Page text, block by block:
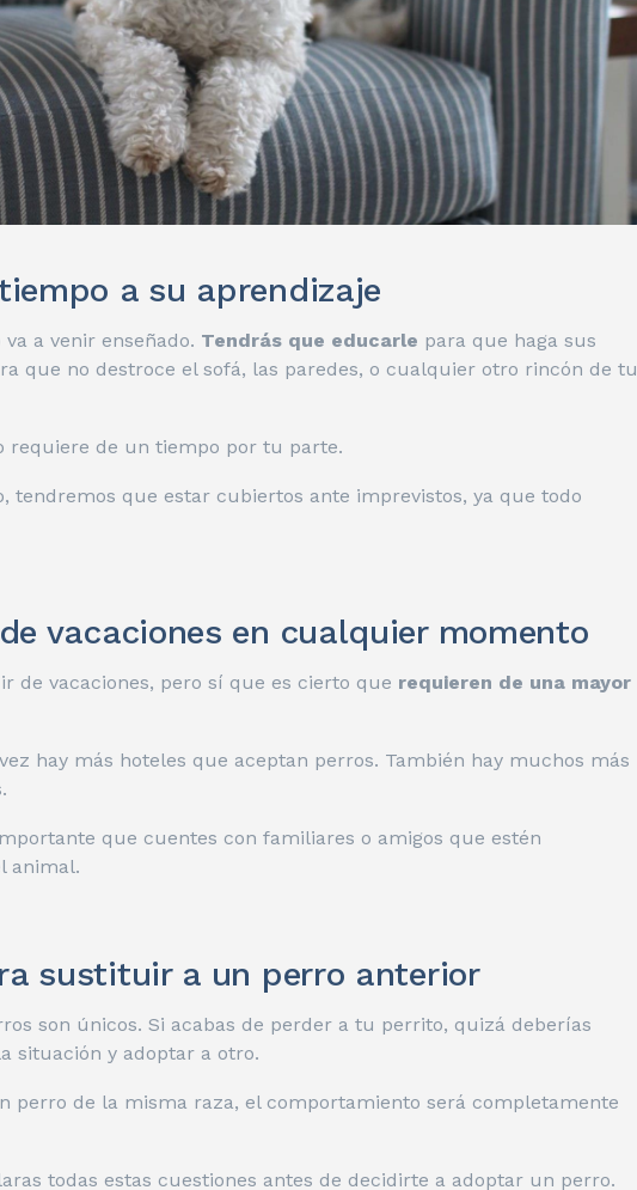
a su aprendizaje
a venir enseñado. Tendrás que educarle para que haga sus
que no destroce el sofá, las paredes, o cualquier otro rincón de tu
requiere de un tiempo por tu parte.
tendremos que estar cubiertos ante imprevistos, ya que todo
vacaciones en cualquier momento
de vacaciones, pero sí que es cierto que requieren de una mayor
hay más hoteles que aceptan perros. También hay muchos más
que cuentes con familiares o amigos que estén
animal.
sustituir a un perro anterior
son únicos. Si acabas de perder a tu perrito, quizá deberías
situación y adoptar a otro.
perro de la misma raza, el comportamiento será completamente
todas estas cuestiones antes de decidirte a adoptar un perro.